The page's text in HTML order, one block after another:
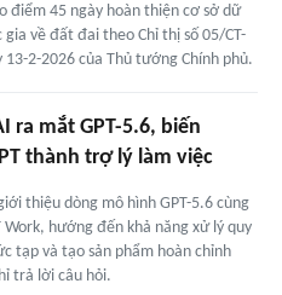
điểm 45 ngày hoàn thiện cơ sở dữ
gia về đất đai theo Chỉ thị số 05/CT-
13-2-2026 của Thủ tướng Chính phủ.
ra mắt GPT-5.6, biến
thành trợ lý làm việc
thiệu dòng mô hình GPT-5.6 cùng
Work, hướng đến khả năng xử lý quy
tạp và tạo sản phẩm hoàn chỉnh
trả lời câu hỏi.